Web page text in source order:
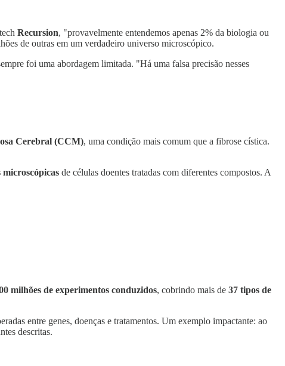
Recursion, "provavelmente entendemos apenas 2% da biologia ou
de outras em um verdadeiro universo microscópico.
foi uma abordagem limitada. "Há uma falsa precisão nesses
Cerebral (CCM), uma condição mais comum que a fibrose cística.
de células doentes tratadas com diferentes compostos. A
milhões de experimentos conduzidos, cobrindo mais de 37 tipos de
entre genes, doenças e tratamentos. Um exemplo impactante: ao
descritas.